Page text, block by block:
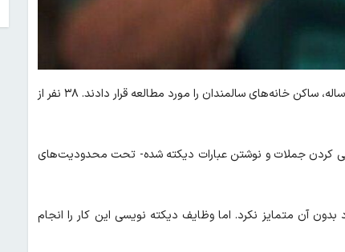
، محققان در پرتغال ۵۸ بزرگسال، ۶۲ تا ۹۲ ساله، ساکن خانه‌های سالمندان را مورد مطالعه قرار دادند. ۳۸ نفر از
کردن جملات و نوشتن عبارات دیکته شده- تحت محدودیت‌های
بدون آن متمایز نکرد. اما وظایف دیکته نویسی این کار را انجام